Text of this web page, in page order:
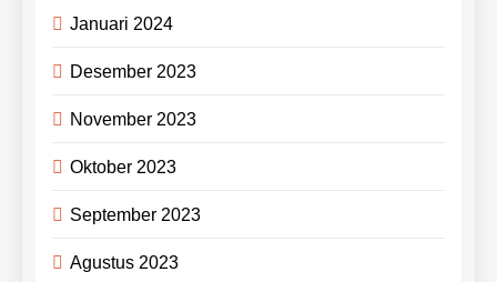
Januari 2024
Desember 2023
November 2023
Oktober 2023
September 2023
Agustus 2023